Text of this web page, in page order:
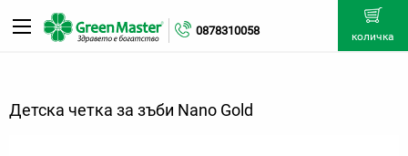
0878310058 количка
Детска четка за зъби Nano Gold